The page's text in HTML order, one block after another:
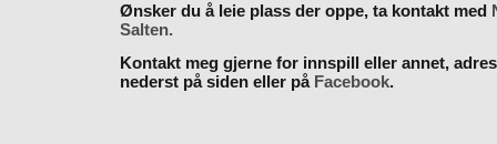
Ønsker du å leie plass der oppe, ta kontakt med
Salten.
Kontakt meg gjerne for innspill eller annet,
nederst på siden eller på Facebook.